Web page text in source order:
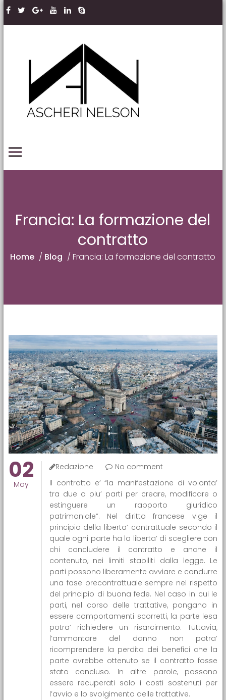
Skip to content
Francia: La formazione del
contratto
Home / Blog /Francia: La formazione del contratto
02
May
Redazione
No comment
Il contratto e’ “la manifestazione di volonta’
tra due o piu’ parti per creare, modificare o
estinguere un rapporto giuridico
patrimoniale”. Nel diritto francese vige il
principio della liberta’ contrattuale secondo il
quale ogni parte ha la liberta’ di scegliere con
chi concludere il contratto e anche il
contenuto, nei limiti stabiliti dalla legge. Le
parti possono liberamente avviare e condurre
una fase precontrattuale sempre nel rispetto
del principio di buona fede. Nel caso in cui le
parti, nel corso delle trattative, pongano in
essere comportamenti scorretti, la parte lesa
potra’ richiedere un risarcimento. Tuttavia,
l’ammontare del danno non potra’
ricomprendere la perdita dei benefici che la
parte avrebbe ottenuto se il contratto fosse
stato concluso. In altre parole, possono
essere recuperati solo i costi sostenuti per
l’avvio e lo svolgimento delle trattative.